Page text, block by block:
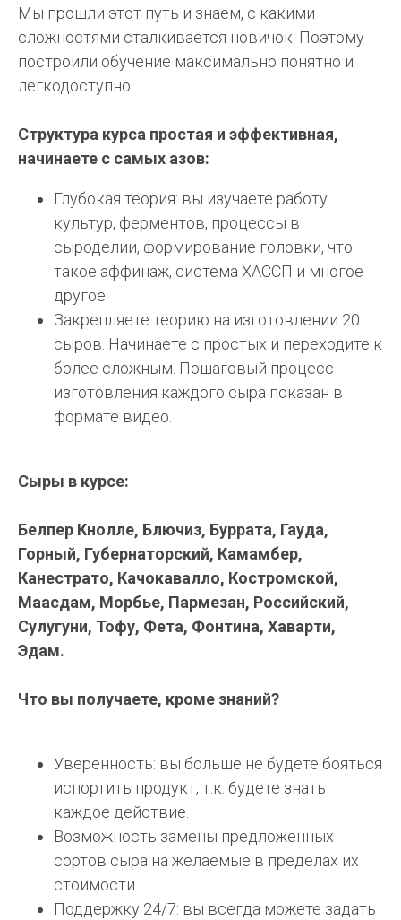
Мы прошли этот путь и знаем, с какими
сложностями сталкивается новичок. Поэтому
построили обучение максимально понятно и
легкодоступно.
Структура курса простая и эффективная,
начинаете с самых азов:
Глубокая теория: вы изучаете работу
культур, ферментов, процессы в
сыроделии, формирование головки, что
такое аффинаж, система ХАССП и многое
другое.
Закрепляете теорию на изготовлении 20
сыров. Начинаете с простых и переходите к
более сложным. Пошаговый процесс
изготовления каждого сыра показан в
формате видео.
Сыры в курсе:
Белпер Кнолле, Блючиз, Буррата, Гауда,
Горный, Губернаторский, Камамбер,
Канестрато, Качокавалло, Костромской,
Маасдам, Морбье, Пармезан, Российский,
Сулугуни, Тофу, Фета, Фонтина, Хаварти,
Эдам.
Что вы получаете, кроме знаний?
Уверенность: вы больше не будете бояться
испортить продукт, т.к. будете знать
каждое действие.
Возможность замены предложенных
сортов сыра на желаемые в пределах их
стоимости.
Поддержку 24/7: вы всегда можете задать